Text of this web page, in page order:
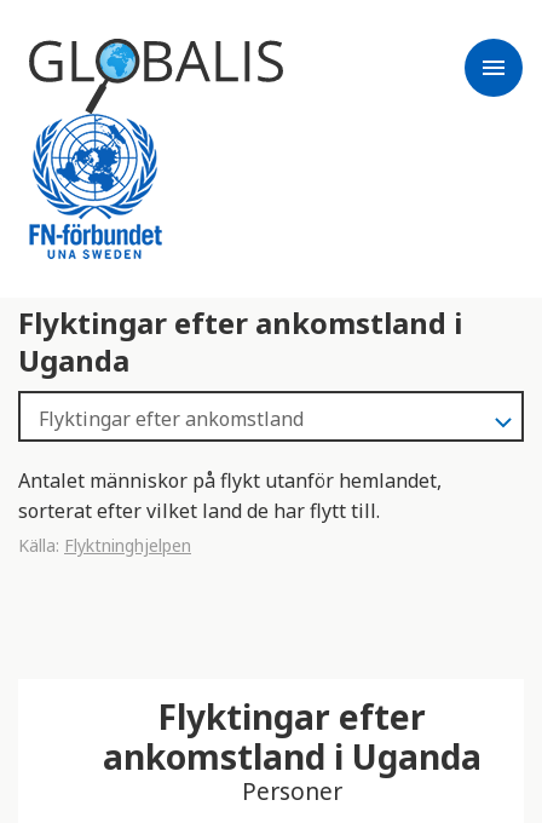
menu
Flyktingar efter ankomstland i
Uganda
Antalet människor på flykt utanför hemlandet,
sorterat efter vilket land de har flytt till.
Källa: Flyktninghjelpen
Flyktingar efter
ankomstland i Uganda
Personer